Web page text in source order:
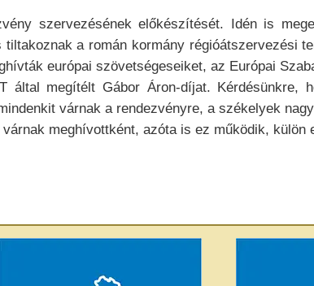
szervezésének előkészítését. Idén is
a román kormány régióátszervezési
európai szövetségeseiket, az Európai
által megítélt Gábor Áron-díjat. Kérdésünkre,
várnak a rendezvényre, a székelyek
meghívottként, azóta is ez működik, külön